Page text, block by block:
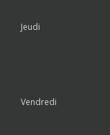
Jeudi
Vendredi